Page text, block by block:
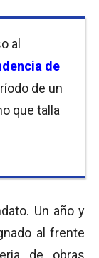
al
de
de un
que talla
Un año y
al frente
de obras